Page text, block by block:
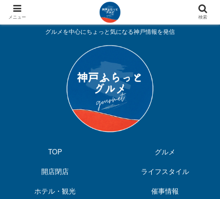
グルメを中心にちょっと気になる神戸情報を発信
TOP
グルメ
開店閉店
ライフスタイル
ホテル・観光
催事情報
メニュー 検索